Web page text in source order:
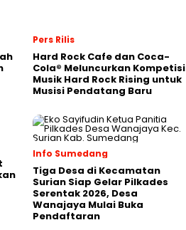
Pers Rilis
Hard Rock Cafe dan Coca-
Cola® Meluncurkan Kompetisi
Musik Hard Rock Rising untuk
Musisi Pendatang Baru
Info Sumedang
Tiga Desa di Kecamatan
Surian Siap Gelar Pilkades
Serentak 2026, Desa
Wanajaya Mulai Buka
Pendaftaran